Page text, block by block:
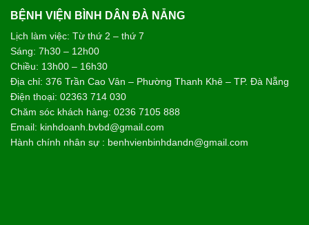
BỆNH VIỆN BÌNH DÂN ĐÀ NẴNG
Lịch làm việc: Từ thứ 2 – thứ 7
Sáng: 7h30 – 12h00
Chiều: 13h00 – 16h30
Địa chỉ: 376 Trần Cao Vân – Phường Thanh Khê – TP. Đà Nẵng
Điện thoại: 02363 714 030
Chăm sóc khách hàng: 0236 7105 888
Email: kinhdoanh.bvbd@gmail.com
Hành chính nhân sự : benhvienbinhdandn@gmail.com